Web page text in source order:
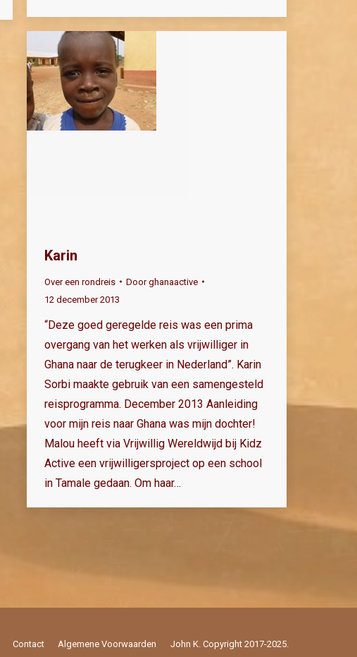
Karin
Over een rondreis Doorghanaactive
12 december 2013
“Deze goed geregelde reis was een prima
overgang van het werken als vrijwilliger in
Ghana naar de terugkeer in Nederland”. Karin
Sorbi maakte gebruik van een samengesteld
reisprogramma. December 2013 Aanleiding
voor mijn reis naar Ghana was mijn dochter!
Malou heeft via Vrijwillig Wereldwijd bij Kidz
Active een vrijwilligersproject op een school
in Tamale gedaan. Om haar…
Contact Algemene Voorwaarden John K. Copyright 2017-2025.